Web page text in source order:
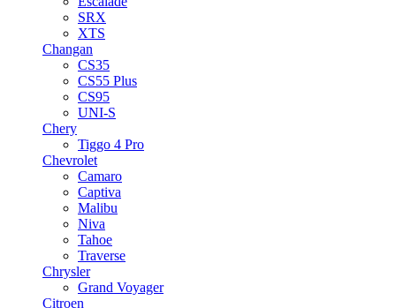
SRX
XTS
Changan
CS35
CS55 Plus
CS95
UNI-S
Chery
Tiggo 4 Pro
Chevrolet
Camaro
Captiva
Malibu
Niva
Tahoe
Traverse
Chrysler
Grand Voyager
Citroen